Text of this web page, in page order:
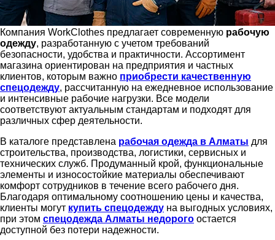
Компания WorkClothes предлагает современную рабочую
одежду, разработанную с учетом требований
безопасности, удобства и практичности. Ассортимент
магазина ориентирован на предприятия и частных
клиентов, которым важно приобрести качественную
спецодежду, рассчитанную на ежедневное использование
и интенсивные рабочие нагрузки. Все модели
соответствуют актуальным стандартам и подходят для
различных сфер деятельности.
В каталоге представлена рабочая одежда в Алматы для
строительства, производства, логистики, сервисных и
технических служб. Продуманный крой, функциональные
элементы и износостойкие материалы обеспечивают
комфорт сотрудников в течение всего рабочего дня.
Благодаря оптимальному соотношению цены и качества,
клиенты могут купить спецодежду на выгодных условиях,
при этом спецодежда Алматы недорого остается
доступной без потери надежности.